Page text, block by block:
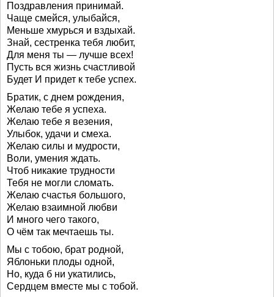
Поздравления принимай.
Чаще смейся, улыбайся,
Меньше хмурься и вздыхай.
Знай, сестренка тебя любит,
Для меня ты — лучше всех!
Пусть вся жизнь счастливой
Будет И придет к тебе успех.
Братик, с днем рождения,
Желаю тебе я успеха.
Желаю тебе я везения,
Улыбок, удачи и смеха.
Желаю силы и мудрости,
Воли, умения ждать.
Чтоб никакие трудности
Тебя не могли сломать.
Желаю счастья большого,
Желаю взаимной любви
И много чего такого,
О чём так мечтаешь ты.
Мы с тобою, брат родной,
Яблоньки плоды одной,
Но, куда б ни укатились,
Сердцем вместе мы с тобой.